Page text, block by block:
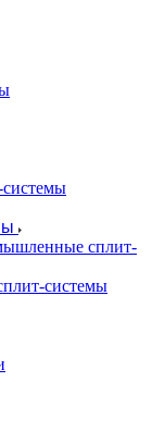
сплит-
системы